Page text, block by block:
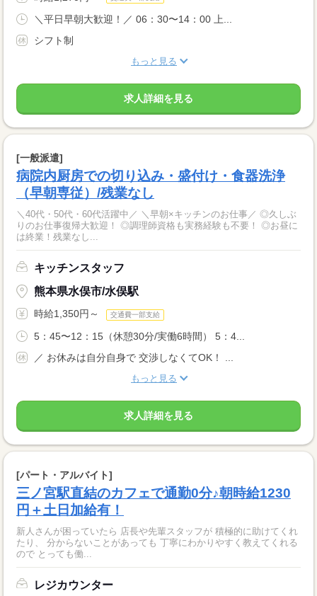
＼平日早朝大歓迎！／ 06：30〜14：00 上...
シフト制
もっと見る
求人詳細を見る
[一般派遣]
病院内厨房での切り込み・盛付け・食器洗浄
（早朝専従）/残業なし
＼40代・50代・60代活躍中／ ＼早朝×キッチンのお仕事／ ◎久しぶ
りのお仕事復帰大歓迎！ ◎調理師資格も実務経験も不要！ ◎お昼に
は終業！残業なし...
キッチンスタッフ
熊本県水俣市/水俣駅
時給1,350円～ 交通費一部支給
5：45〜12：15（休憩30分/実働6時間） 5：4...
／ お休みは自分自身で 交渉しなくてOK！ ...
もっと見る
求人詳細を見る
[パート・アルバイト]
三ノ宮駅直結のカフェで通勤0分♪朝時給1230
円＋土日加給有！
新人さんが困っていたら 店長や先輩スタッフが 積極的に助けてくれ
たり、 分からないことがあっても 丁寧にわかりやすく教えてくれる
ので とっても働...
レジカウンター